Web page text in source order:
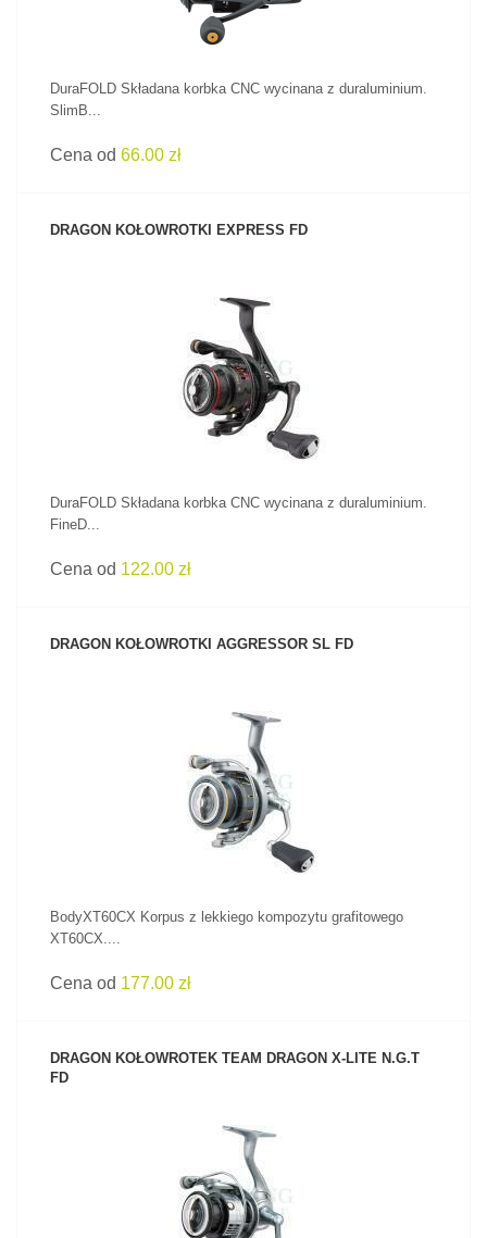
DuraFOLD Składana korbka CNC wycinana z duraluminium.
SlimB...
Cena od 66.00 zł
DRAGON KOŁOWROTKI EXPRESS FD
ZOBACZ PRODUKT
DuraFOLD Składana korbka CNC wycinana z duraluminium.
FineD...
Cena od 122.00 zł
DRAGON KOŁOWROTKI AGGRESSOR SL FD
ZOBACZ PRODUKT
BodyXT60CX Korpus z lekkiego kompozytu grafitowego
XT60CX....
Cena od 177.00 zł
DRAGON KOŁOWROTEK TEAM DRAGON X-LITE N.G.T
FD
ZOBACZ PRODUKT